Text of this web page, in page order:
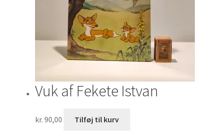
Vuk af Fekete Istvan
kr. 90,00 Tilføj til kurv